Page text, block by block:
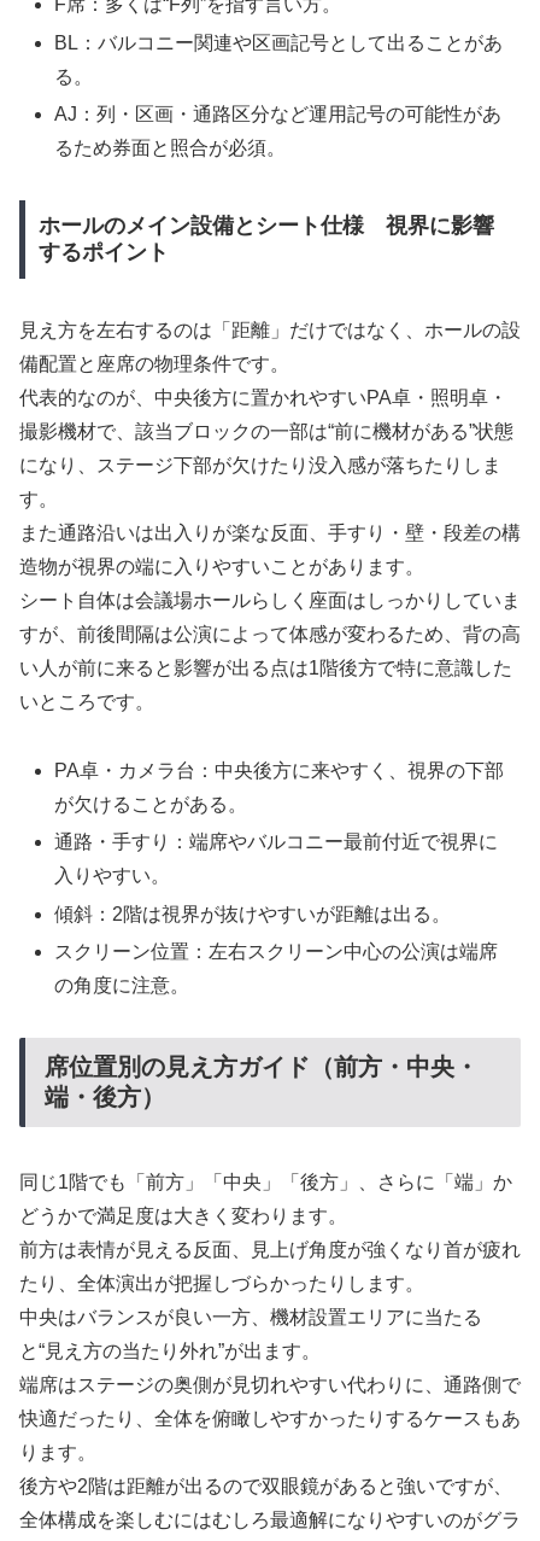
F席：多くは“F列”を指す言い方。
BL：バルコニー関連や区画記号として出ることがあ
る。
AJ：列・区画・通路区分など運用記号の可能性があ
るため券面と照合が必須。
ホールのメイン設備とシート仕様 視界に影響
するポイント
見え方を左右するのは「距離」だけではなく、ホールの設
備配置と座席の物理条件です。
代表的なのが、中央後方に置かれやすいPA卓・照明卓・
撮影機材で、該当ブロックの一部は“前に機材がある”状態
になり、ステージ下部が欠けたり没入感が落ちたりしま
す。
また通路沿いは出入りが楽な反面、手すり・壁・段差の構
造物が視界の端に入りやすいことがあります。
シート自体は会議場ホールらしく座面はしっかりしていま
すが、前後間隔は公演によって体感が変わるため、背の高
い人が前に来ると影響が出る点は1階後方で特に意識した
いところです。
PA卓・カメラ台：中央後方に来やすく、視界の下部
が欠けることがある。
通路・手すり：端席やバルコニー最前付近で視界に
入りやすい。
傾斜：2階は視界が抜けやすいが距離は出る。
スクリーン位置：左右スクリーン中心の公演は端席
の角度に注意。
席位置別の見え方ガイド（前方・中央・
端・後方）
同じ1階でも「前方」「中央」「後方」、さらに「端」か
どうかで満足度は大きく変わります。
前方は表情が見える反面、見上げ角度が強くなり首が疲れ
たり、全体演出が把握しづらかったりします。
中央はバランスが良い一方、機材設置エリアに当たる
と“見え方の当たり外れ”が出ます。
端席はステージの奥側が見切れやすい代わりに、通路側で
快適だったり、全体を俯瞰しやすかったりするケースもあ
ります。
後方や2階は距離が出るので双眼鏡があると強いですが、
全体構成を楽しむにはむしろ最適解になりやすいのがグラ